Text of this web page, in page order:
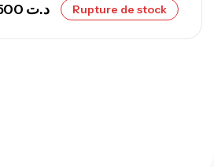
د.ت Rupture de stock